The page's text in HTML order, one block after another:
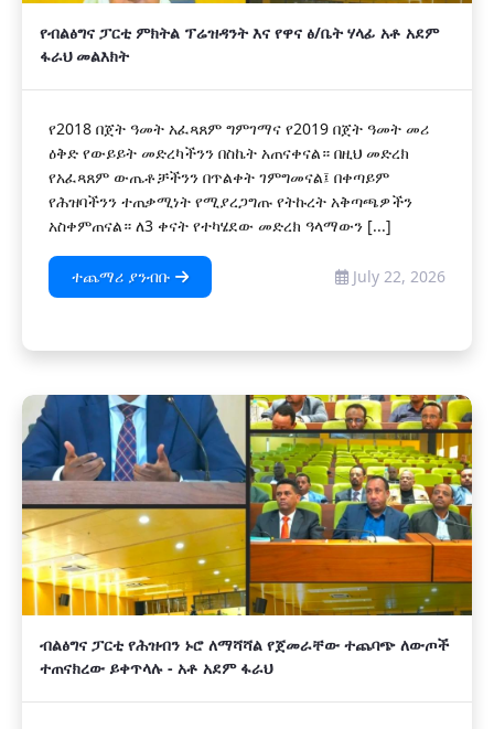
የብልፅግና ፓርቲ ምክትል ፕሬዝዳንት እና የዋና ፅ/ቤት ሃላፊ አቶ አደም
ፋራህ መልእክት
የ2018 በጀት ዓመት አፈጻጸም ግምገማና የ2019 በጀት ዓመት መሪ
ዕቅድ የውይይት መድረካችንን በስኬት አጠናቀናል። በዚህ መድረክ
የአፈጻጸም ውጤቶቻችንን በጥልቀት ገምግመናል፤ በቀጣይም
የሕዝባችንን ተጠቃሚነት የሚያረጋግጡ የትኩረት አቅጣጫዎችን
አስቀምጠናል። ለ3 ቀናት የተካሄደው መድረክ ዓላማውን [...]
ተጨማሪ ያንብቡ July 22, 2026
ብልፅግና ፓርቲ የሕዝብን ኑሮ ለማሻሻል የጀመራቸው ተጨባጭ ለውጦች
ተጠናክረው ይቀጥላሉ - አቶ አደም ፋራህ